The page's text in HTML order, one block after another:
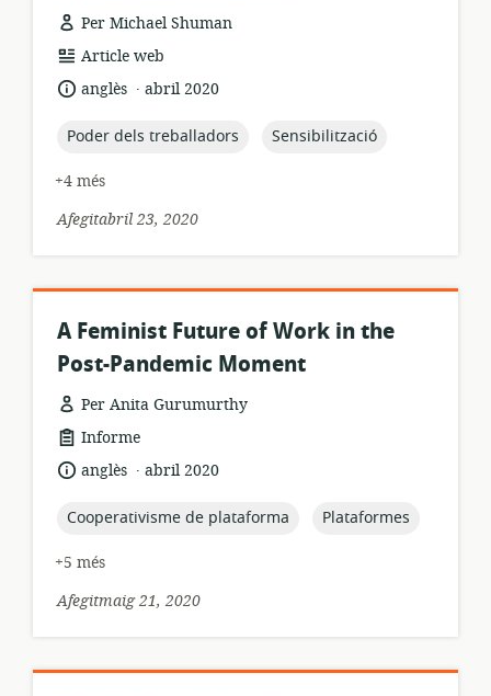
Per Michael Shuman
format
recursos:
Article web
idioma:
anglès .
data
publicació:
abril 2020
topic:
Poder dels treballadors topic:
Sensibilització
+4 més
Afegitabril 23, 2020
A Feminist Future of Work in the
Post-Pandemic Moment
Per Anita Gurumurthy
format
recursos:
Informe
idioma:
anglès .
data
publicació:
abril 2020
topic:
Cooperativisme de plataforma topic:
Plataformes
+5 més
Afegitmaig 21, 2020